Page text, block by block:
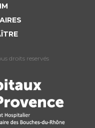
droits reservés